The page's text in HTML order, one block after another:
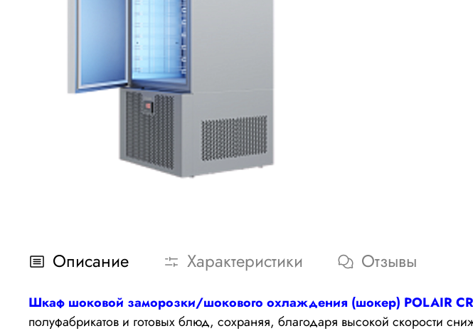
Описание Характеристики Отзывы
Шкаф шоковой заморозки/шокового охлаждения (шокер) POLAIR
полуфабрикатов и готовых блюд, сохраняя, благодаря высокой скорости